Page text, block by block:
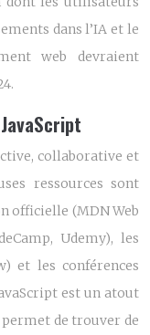
dans l’IA et le
web devraient
collaborative et
ressources sont
officielle (MDN Web
Udemy), les
et les conférences
est un atout
de trouver de